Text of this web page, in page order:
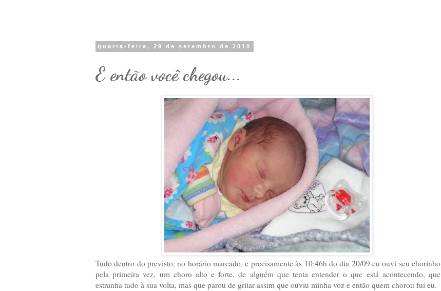
quarta-feira, 29 de setembro de 2010
E então você chegou...
Tudo dentro do previsto, no horário marcado, e precisamente às 10:46h do dia 20/09 eu ouvi seu chorinho
pela primeira vez, um choro alto e forte, de alguém que tenta entender o que está acontecendo, que
estranha tudo à sua volta, mas que parou de gritar assim que ouviu minha voz e então quem chorou fui eu.